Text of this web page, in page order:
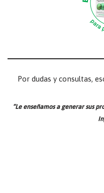
Por dudas y consultas,
“Le enseñamos a generar sus